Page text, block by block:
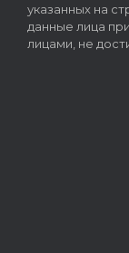
указанных на
данные лица
лицами, не